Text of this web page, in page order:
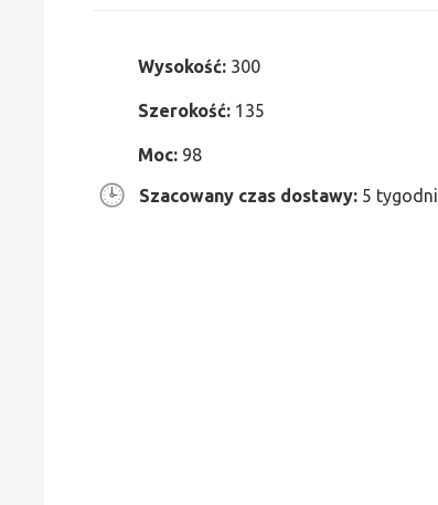
Wysokość: 300
Szerokość: 135
Moc: 98
Szacowany czas dostawy: 5 tygodni